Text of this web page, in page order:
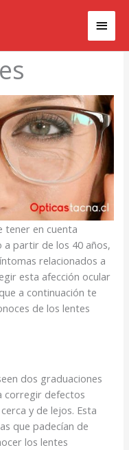
tener en cuenta
partir de los 40 años,
relacionados a
esta afección ocular
a continuación te
de los lentes
dos graduaciones
corregir defectos
y de lejos. Esta
que padecían de
los lentes